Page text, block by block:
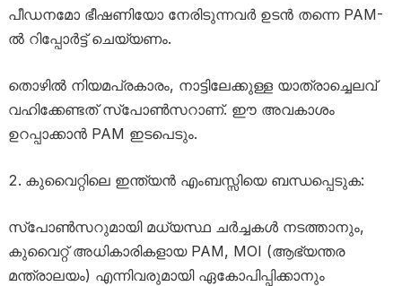
പീഡനമോ ഭീഷണിയോ നേരിടുന്നവർ ഉടൻ തന്നെ PAM-
ൽ റിപ്പോർട്ട് ചെയ്യണം.
തൊഴിൽ നിയമപ്രകാരം, നാട്ടിലേക്കുള്ള യാത്രാച്ചെലവ്
വഹിക്കേണ്ടത് സ്പോൺസറാണ്. ഈ അവകാശം
ഉറപ്പാക്കാൻ PAM ഇടപെടും.
കുവൈറ്റിലെ ഇന്ത്യൻ എംബസ്സിയെ ബന്ധപ്പെടുക:
സ്പോൺസറുമായി മധ്യസ്ഥ ചർച്ചകൾ നടത്താനും,
കുവൈറ്റ് അധികാരികളായ PAM, MOI (ആഭ്യന്തര
മന്ത്രാലയം) എന്നിവരുമായി ഏകോപിപ്പിക്കാനും